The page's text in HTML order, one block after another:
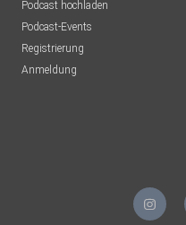
Podcast hochladen
Podcast-Events
Registrierung
Anmeldung